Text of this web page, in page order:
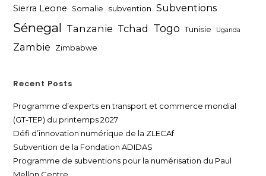
Sierra Leone Somalie subvention Subventions
Sénegal Tanzanie Tchad Togo Tunisie Uganda
Zambie Zimbabwe
Recent Posts
Programme d’experts en transport et commerce mondial
(GT-TEP) du printemps 2027
Défi d’innovation numérique de la ZLECAf
Subvention de la Fondation ADIDAS
Programme de subventions pour la numérisation du Paul